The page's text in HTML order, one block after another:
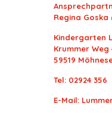
Regina
Kindergarten L
Krummer Weg
59519
Tel: 02924 356
E-Mail: